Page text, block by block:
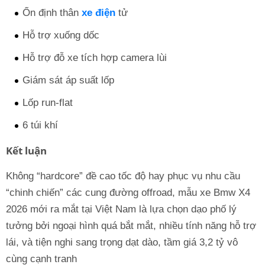
Ổn định thân xe điện tử
Hỗ trợ xuống dốc
Hỗ trợ đỗ xe tích hợp camera lùi
Giám sát áp suất lốp
Lốp run-flat
6 túi khí
Kết luận
Không “hardcore” đề cao tốc độ hay phục vụ nhu cầu
“chinh chiến” các cung đường offroad, mẫu xe Bmw X4
2026 mới ra mắt tại Việt Nam là lựa chọn dạo phố lý
tưởng bởi ngoại hình quá bắt mắt, nhiều tính năng hỗ trợ
lái, và tiện nghi sang trọng dạt dào, tầm giá 3,2 tỷ vô
cùng cạnh tranh